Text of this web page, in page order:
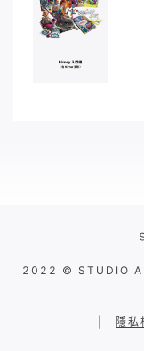
2022 © STUDIO A
隱私